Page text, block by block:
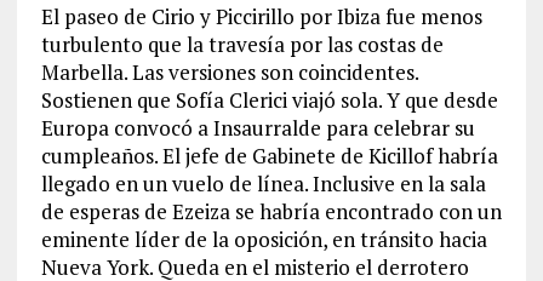
El paseo de Cirio y Piccirillo por Ibiza fue menos
turbulento que la travesía por las costas de
Marbella. Las versiones son coincidentes.
Sostienen que Sofía Clerici viajó sola. Y que desde
Europa convocó a Insaurralde para celebrar su
cumpleaños. El jefe de Gabinete de Kicillof habría
llegado en un vuelo de línea. Inclusive en la sala
de esperas de Ezeiza se habría encontrado con un
eminente líder de la oposición, en tránsito hacia
Nueva York. Queda en el misterio el derrotero